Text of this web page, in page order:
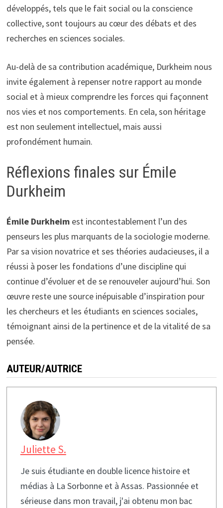
développés, tels que le fait social ou la conscience
collective, sont toujours au cœur des débats et des
recherches en sciences sociales.
Au-delà de sa contribution académique, Durkheim nous
invite également à repenser notre rapport au monde
social et à mieux comprendre les forces qui façonnent
nos vies et nos comportements. En cela, son héritage
est non seulement intellectuel, mais aussi
profondément humain.
Réflexions finales sur Émile
Durkheim
Émile Durkheimest incontestablement l’un des
penseurs les plus marquants de la sociologie moderne.
Par sa vision novatrice et ses théories audacieuses, il a
réussi à poser les fondations d’une discipline qui
continue d’évoluer et de se renouveler aujourd’hui. Son
œuvre reste une source inépuisable d’inspiration pour
les chercheurs et les étudiants en sciences sociales,
témoignant ainsi de la pertinence et de la vitalité de sa
pensée.
AUTEUR/AUTRICE
Juliette S.
Je suis étudiante en double licence histoire et
médias à La Sorbonne et à Assas. Passionnée et
sérieuse dans mon travail, j'ai obtenu mon bac